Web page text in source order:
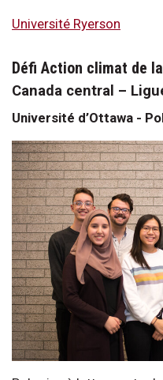
Université Ryerson
Défi Action climat de
Canada central –
Université d’Ottawa -